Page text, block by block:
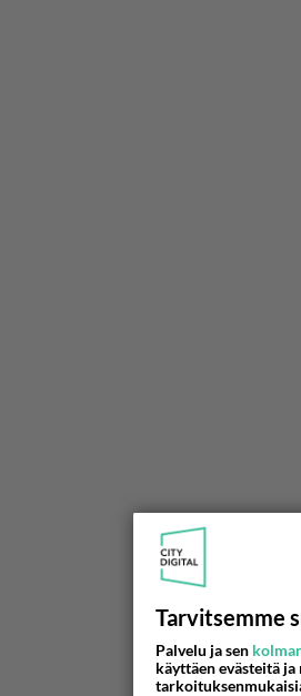
Tarvitsemme
Palvelu ja sen
käyttäen evästeitä